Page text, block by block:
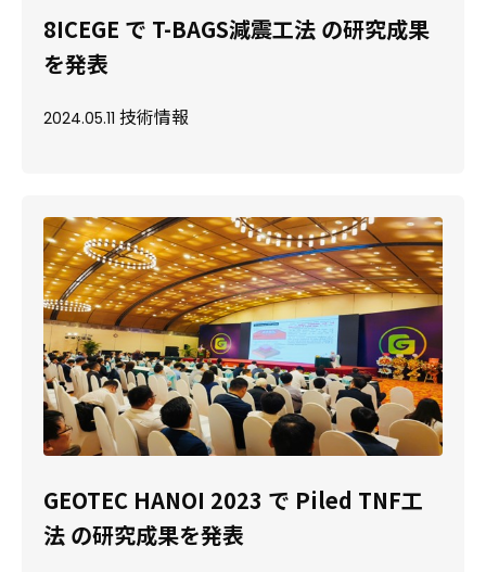
8ICEGE で T-BAGS減震工法 の研究成果
を発表
2024.05.11 技術情報
GEOTEC HANOI 2023 で Piled TNF工
法 の研究成果を発表